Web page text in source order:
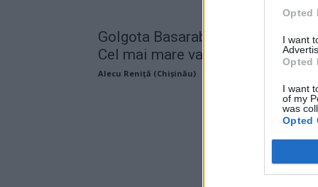
Opted
I want
Opted
I want
of my
was
Opted
Golgota Basarabiei: 5-6 iulie
Cel mai mare val al deportărilor...
Alecu Reniță (Chișinău)